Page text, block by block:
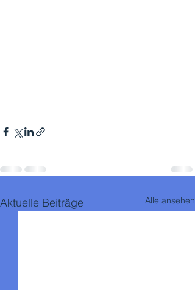
Aktuelle Beiträge Alle ansehen